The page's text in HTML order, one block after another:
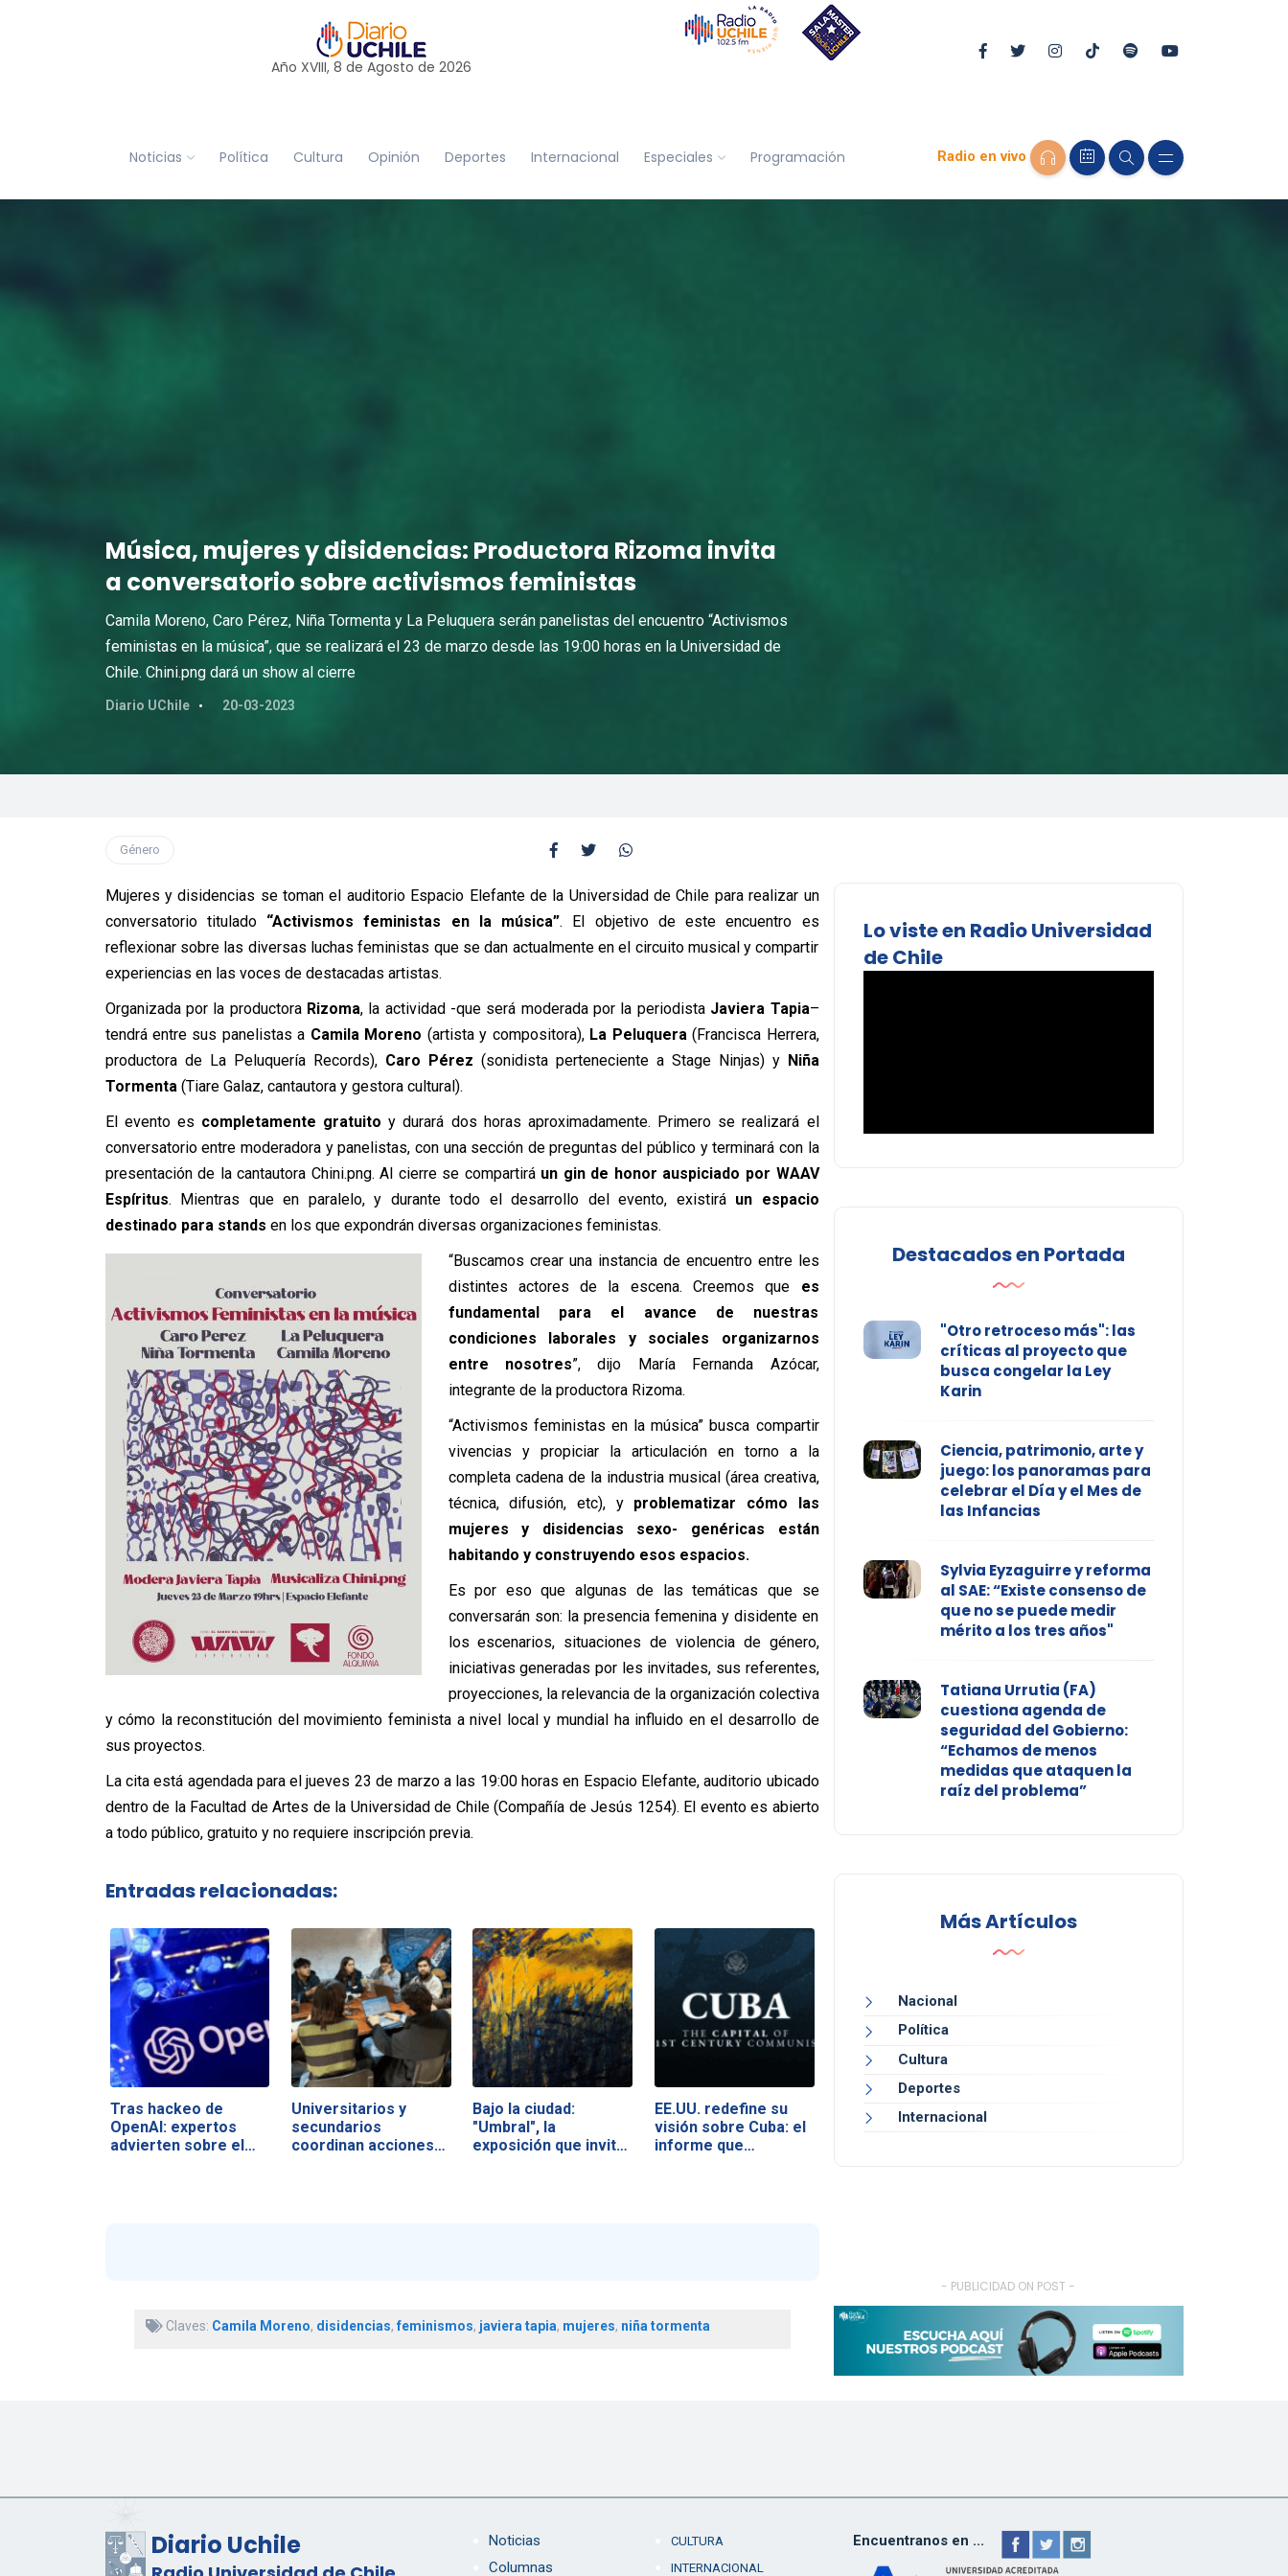
Año XVIII, 8 de Agosto de 2026
Noticias Política Cultura Opinión Deportes Internacional Especiales Programación Radio en vivo
Música, mujeres y disidencias: Productora Rizoma invita
a conversatorio sobre activismos feministas
Camila Moreno, Caro Pérez, Niña Tormenta y La Peluquera serán panelistas del encuentro “Activismos
feministas en la música”, que se realizará el 23 de marzo desde las 19:00 horas en la Universidad de
Chile. Chini.png dará un show al cierre
Diario UChile 20-03-2023
Género
Mujeres y disidencias se toman el auditorio Espacio Elefante de la Universidad de Chile para realizar un
conversatorio titulado “Activismos feministas en la música”. El objetivo de este encuentro es
reflexionar sobre las diversas luchas feministas que se dan actualmente en el circuito musical y compartir
experiencias en las voces de destacadas artistas.
Organizada por la productora Rizoma, la actividad -que será moderada por la periodista Javiera Tapia–
tendrá entre sus panelistas a Camila Moreno (artista y compositora), La Peluquera(Francisca Herrera,
productora de La Peluquería Records), Caro Pérez (sonidista perteneciente a Stage Ninjas) y Niña
Tormenta (Tiare Galaz, cantautora y gestora cultural).
El evento es completamente gratuito y durará dos horas aproximadamente. Primero se realizará el
conversatorio entre moderadora y panelistas, con una sección de preguntas del público y terminará con la
presentación de la cantautora Chini.png. Al cierre se compartiráun gin de honor auspiciado por WAAV
Espíritus. Mientras que en paralelo, y durante todo el desarrollo del evento, existirá un espacio
destinado para stands en los que expondrán diversas organizaciones feministas.
“Buscamos crear una instancia de encuentro entre les
distintes actores de la escena. Creemos que es
fundamental para el avance de nuestras
condiciones laborales y sociales organizarnos
entre nosotres”, dijo María Fernanda Azócar,
integrante de la productora Rizoma.
“Activismos feministas en la música” busca compartir
vivencias y propiciar la articulación en torno a la
completa cadena de la industria musical (área creativa,
técnica, difusión, etc), y problematizar cómo las
mujeres y disidencias sexo- genéricas están
habitando y construyendo esos espacios.
Es por eso que algunas de las temáticas que se
conversarán son: la presencia femenina y disidente en
los escenarios, situaciones de violencia de género,
iniciativas generadas por les invitades, sus referentes,
proyecciones, la relevancia de la organización colectiva
y cómo la reconstitución del movimiento feminista a nivel local y mundial ha influido en el desarrollo de
sus proyectos.
La cita está agendada para el jueves 23 de marzo a las 19:00 horas en Espacio Elefante, auditorio ubicado
dentro de la Facultad de Artes de la Universidad de Chile (Compañía de Jesús 1254). El evento es abierto
a todo público, gratuito y no requiere inscripción previa.
Entradas relacionadas:
Tras hackeo de
OpenAI: expertos
advierten sobre el…
Universitarios y
secundarios
coordinan acciones…
Bajo la ciudad:
"Umbral", la
exposición que invita
EE.UU. redefine su
visión sobre Cuba: el
informe que…
Claves: Camila Moreno, disidencias,feminismos, javiera tapia, mujeres, niña tormenta
Lo viste en Radio Universidad
de Chile
Destacados en Portada
"Otro retroceso más": las
críticas al proyecto que
busca congelar la Ley
Karin
Ciencia, patrimonio, arte y
juego: los panoramas para
celebrar el Día y el Mes de
las Infancias
Sylvia Eyzaguirre y reforma
al SAE: “Existe consenso de
que no se puede medir
mérito a los tres años"
Tatiana Urrutia (FA)
cuestiona agenda de
seguridad del Gobierno:
“Echamos de menos
medidas que ataquen la
raíz del problema”
Más Artículos
Nacional
Política
Cultura
Deportes
Internacional
- PUBLICIDAD ON POST -
Diario Uchile
Noticias
Columnas
CULTURA
INTERNACIONAL
Encuentranos en ...